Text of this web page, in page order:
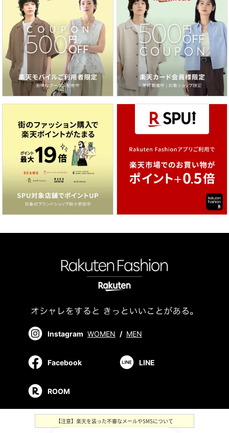
Instagram WOMEN / MEN
Facebook LINE
ROOM
【注意】楽天を装った不審なメールやSMSについて